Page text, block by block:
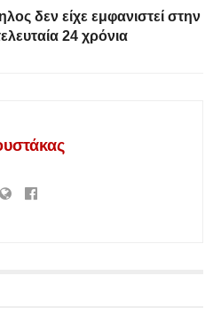
δεν είχε εμφανιστεί στην
24 χρόνια